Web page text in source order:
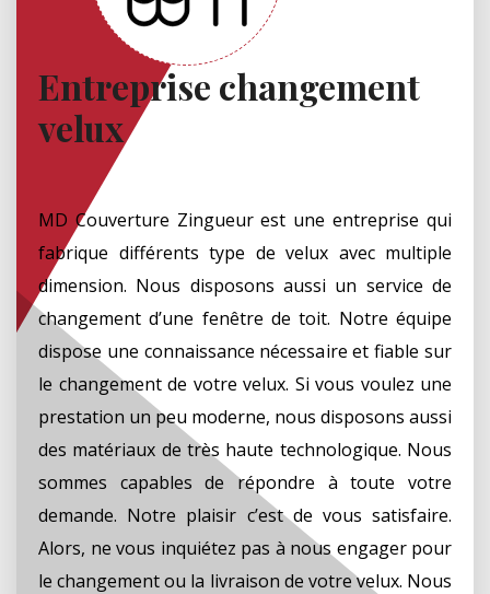
Entreprise changement
velux
MD Couverture Zingueur est une entreprise qui
fabrique différents type de velux avec multiple
dimension. Nous disposons aussi un service de
changement d’une fenêtre de toit. Notre équipe
dispose une connaissance nécessaire et fiable sur
le changement de votre velux. Si vous voulez une
prestation un peu moderne, nous disposons aussi
des matériaux de très haute technologique. Nous
sommes capables de répondre à toute votre
demande. Notre plaisir c’est de vous satisfaire.
Alors, ne vous inquiétez pas à nous engager pour
le changement ou la livraison de votre velux. Nous